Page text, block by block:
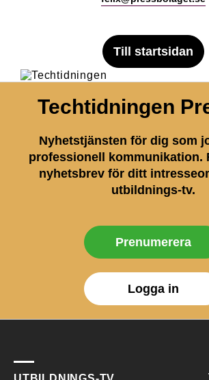
Till startsidan
Techtidningen
Nyhetstjänsten för dig som
professionell kommunikation.
nyhetsbrev för ditt
utbildnings-tv.
Prenumerera
Logga in